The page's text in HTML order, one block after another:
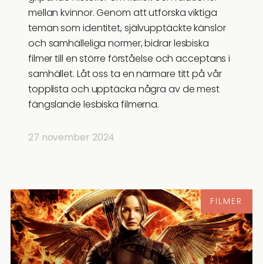
mellan kvinnor. Genom att utforska viktiga
teman som identitet, självupptäckte känslor
och samhälleliga normer, bidrar lesbiska
filmer till en större förståelse och acceptans i
samhället. Låt oss ta en närmare titt på vår
topplista och upptäcka några av de mest
fängslande lesbiska filmerna.
27 november 2024
FILMER